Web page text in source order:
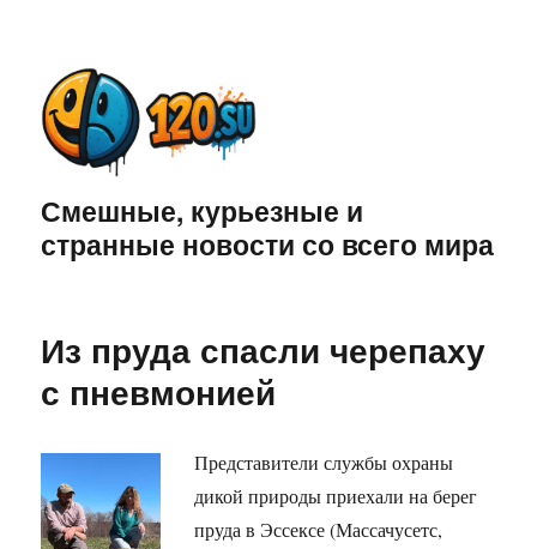
Смешные, курьезные и
странные новости со всего мира
Из пруда спасли черепаху
с пневмонией
Представители службы охраны
дикой природы приехали на берег
пруда в Эссексе (Массачусетс,